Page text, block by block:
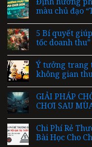
màu chủ đạo
5 Bí quyết
tốc doanh
Ý tưởng trang
không gian
GIẢI PHÁP
CHƠI SAU
Chi Phí Rẻ
Bài Học Cho